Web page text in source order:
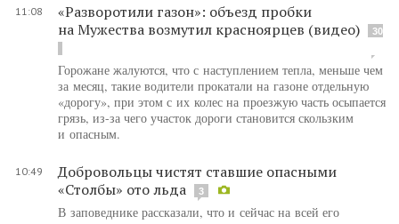
11:08
«Разворотили газон»: объезд пробки
на Мужества возмутил красноярцев (видео)
30
Горожане жалуются, что с наступлением тепла, меньше чем
за месяц, такие водители прокатали на газоне отдельную
«дорогу», при этом с их колес на проезжую часть осыпается
грязь, из-за чего участок дороги становится скользким
и опасным.
10:49
Добровольцы чистят ставшие опасными
«Столбы» ото льда
3
В заповеднике рассказали, что и сейчас на всей его